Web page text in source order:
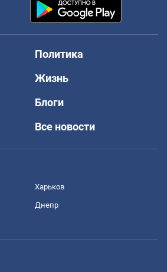
Политика
Жизнь
Блоги
Все новости
Харьков
Днепр